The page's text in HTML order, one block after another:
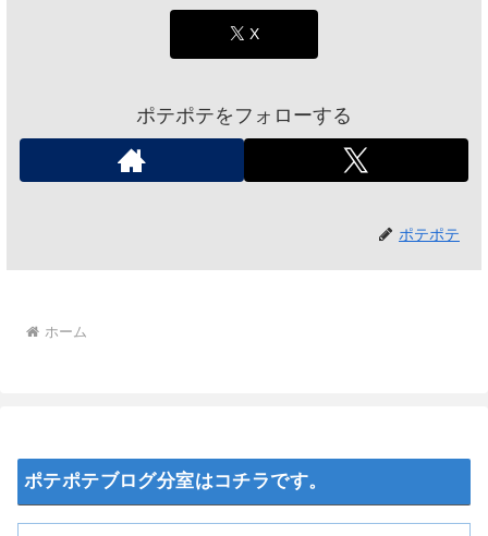
X
ポテポテをフォローする
ポテポテ
ホーム
ポテポテブログ分室はコチラです。